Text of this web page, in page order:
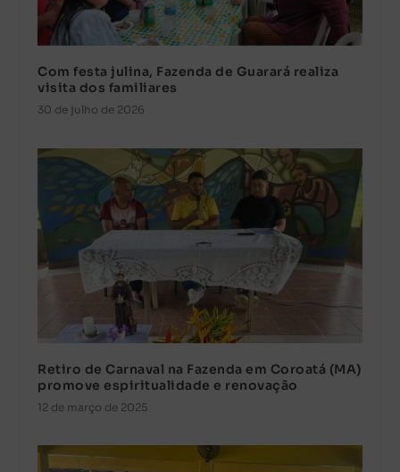
Com festa julina, Fazenda de Guarará realiza
visita dos familiares
30 de julho de 2026
Retiro de Carnaval na Fazenda em Coroatá (MA)
promove espiritualidade e renovação
12 de março de 2025